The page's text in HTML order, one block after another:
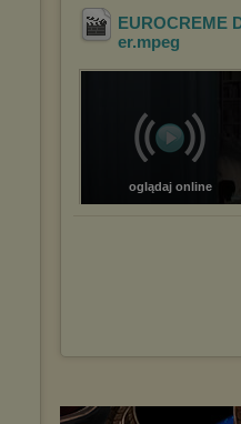
EUROCREME
er.mpeg
oglądaj online